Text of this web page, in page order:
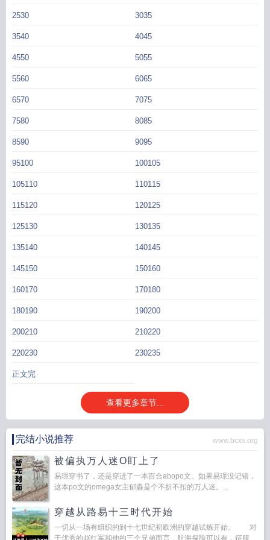
2530 3035
3540 4045
4550 5055
5560 6065
6570 7075
7580 8085
8590 9095
95100 100105
105110 110115
115120 120125
125130 130135
135140 140145
145150 150160
160170 170180
180190 190200
200210 210220
220230 230235
正文完
查看更多章节...
完结小说推荐 www.bcxs.org
被偏执万人迷O盯上了
易璟穿书了，还是穿进了一本百合abopo文。如果易璟没记错，
这本po文的omega女主郁淼是个不折不扣的万人迷。...
穿越从路易十三时代开始
一切从一场有组织的到十七世纪初欧洲的穿越试炼开始。 对
于优秀的赵红军和他的三个兄弟而言，航海探险可以有，征服